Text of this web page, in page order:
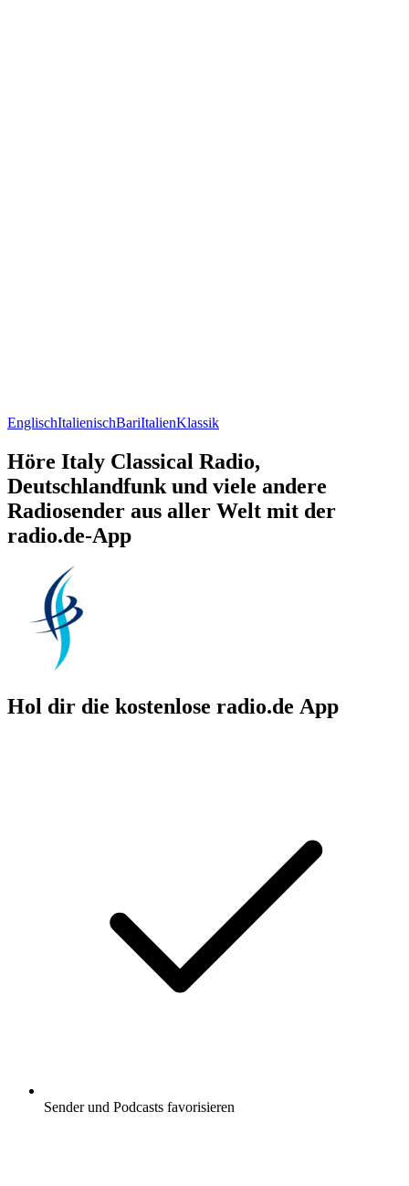
EnglischItalienischBariItalienKlassik
Höre Italy Classical Radio,
Deutschlandfunk und viele andere
Radiosender aus aller Welt mit der
radio.de-App
Hol dir die kostenlose radio.de App
Sender und Podcasts favorisieren